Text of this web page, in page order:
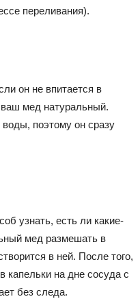
переливания).
он не впитается в
мед натуральный.
поэтому он сразу
узнать, есть ли какие-
мед размешать в
в ней. После того,
капельки на дне сосуда с
без следа.